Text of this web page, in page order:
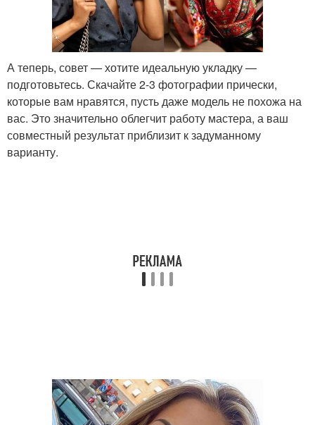
А теперь, совет — хотите идеальную укладку —
подготовьтесь. Скачайте 2-3 фотографии прически,
которые вам нравятся, пусть даже модель не похожа на
вас. Это значительно облегчит работу мастера, а ваш
совместный результат приблизит к задуманному
варианту.